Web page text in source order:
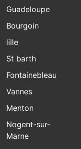
Guadeloupe
Bourgoin
lille
St barth
Fontainebleau
Vannes
Menton
Nogent-sur-
Marne